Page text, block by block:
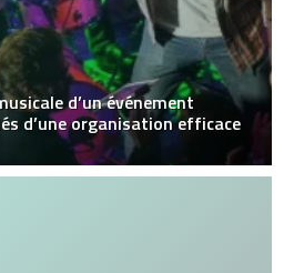
d’un événement
d’une organisation efficace